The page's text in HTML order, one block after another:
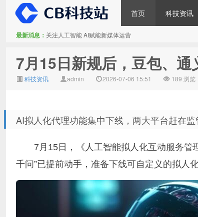
首页 科技资讯
最新消息： 关注人工智能 AI赋能新媒体运营
7月15日新规后，豆包、
科技资讯 admin 2026-07-06 15:51 189 浏览
AI拟人化代理功能集中下线，两大平台赶在
7月15日，《人工智能拟人化互动服务管
千问”已提前动手，准备下线可自定义的拟人化